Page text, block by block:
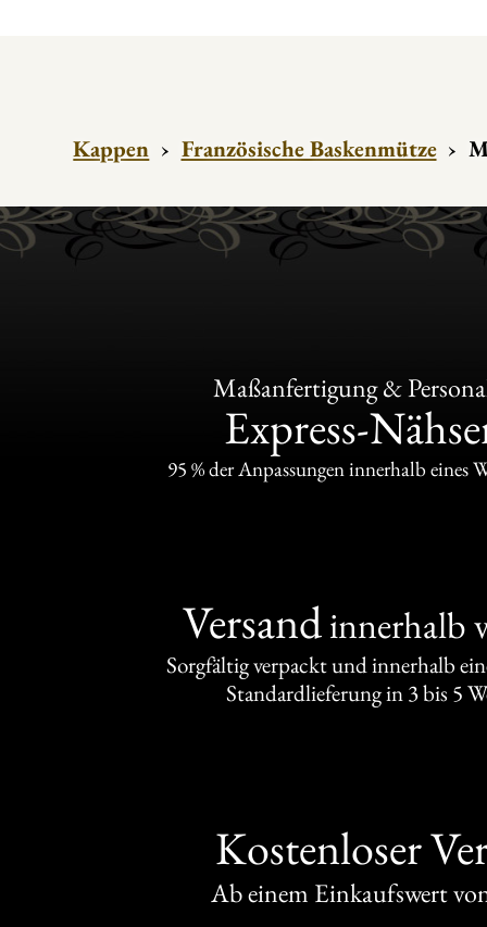
Kappen › Französische Baskenmütze ›
Maßanfertigung &
Express-
95 % der Anpassungen innerhalb eines
Versandinnerhalb
Sorgfältig verpackt und innerhalb
Standardlieferung in 3 bis 5
Kostenloser
Ab einem Einkaufswert